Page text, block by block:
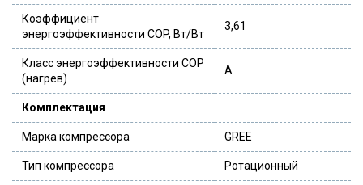
Коэффициент
энергоэффективности COP, Вт/Вт
3,61
Класс энергоэффективности COP
(нагрев)
A
Комплектация
Марка компрессора GREE
Тип компрессора Ротационный